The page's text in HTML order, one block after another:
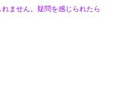
ません。疑問を感じられたら